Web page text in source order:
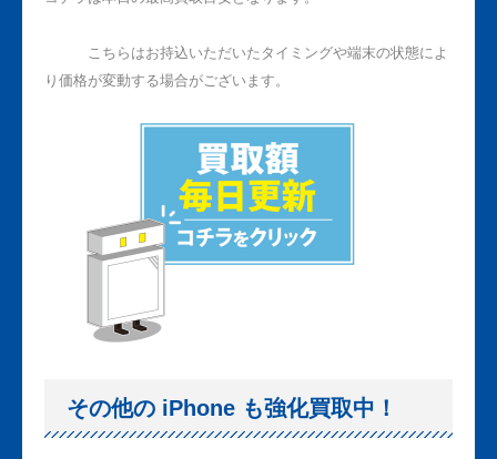
こちらはお持込いただいたタイミングや端末の状態によ
り価格が変動する場合がございます。
その他の iPhone も強化買取中！